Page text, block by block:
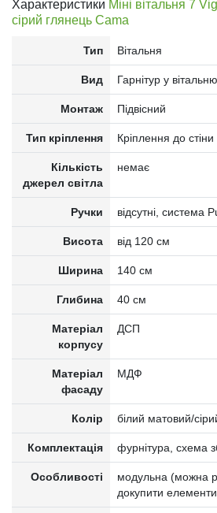
Характеристики Міні вітальня 7
сірий глянець Cama
Тип Вітальня
Вид Гарнітур у вітальню
Монтаж Підвісний
Тип кріплення Кріплення до стіни
Кількість
джерел світла
немає
Ручки відсутні, система
Висота від 120 см
Ширина 140 см
Глибина 40 см
Матеріал
корпусу
ДСП
Матеріал
фасаду
МДФ
Колір білий матовий/
Комплектація фурнітура, схема
Особливості
модульна (можна
докупити